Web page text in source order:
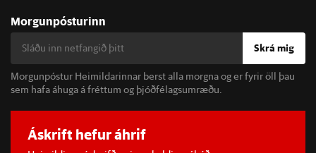
Morgunpósturinn
Skrá mig
Morgunpóstur Heimildarinnar berst alla morgna og er fyrir öll þau
sem hafa áhuga á fréttum og þjóðfélagsumræðu.
Áskrift hefur áhrif